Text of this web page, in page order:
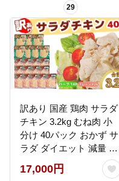
29
訳あり 国産 鶏肉 サラダ
チキン 3.2kg むね肉 小
分け 40パック おかず サ
ラダ ダイエット 減量 筋
トレ アスリート トレー
ニング ジム フィットネ
17,000円